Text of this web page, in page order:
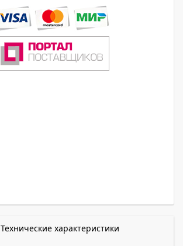
Технические характеристики